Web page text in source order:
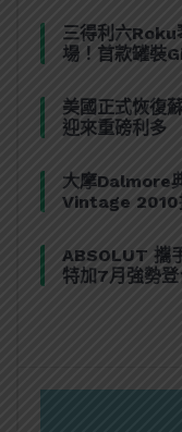
三得利六Roku
場！首款罐裝
美國正式恢復
迎來重磅利多
大摩Dalmore
Vintage
ABSOLUT 攜
特加7月強勢